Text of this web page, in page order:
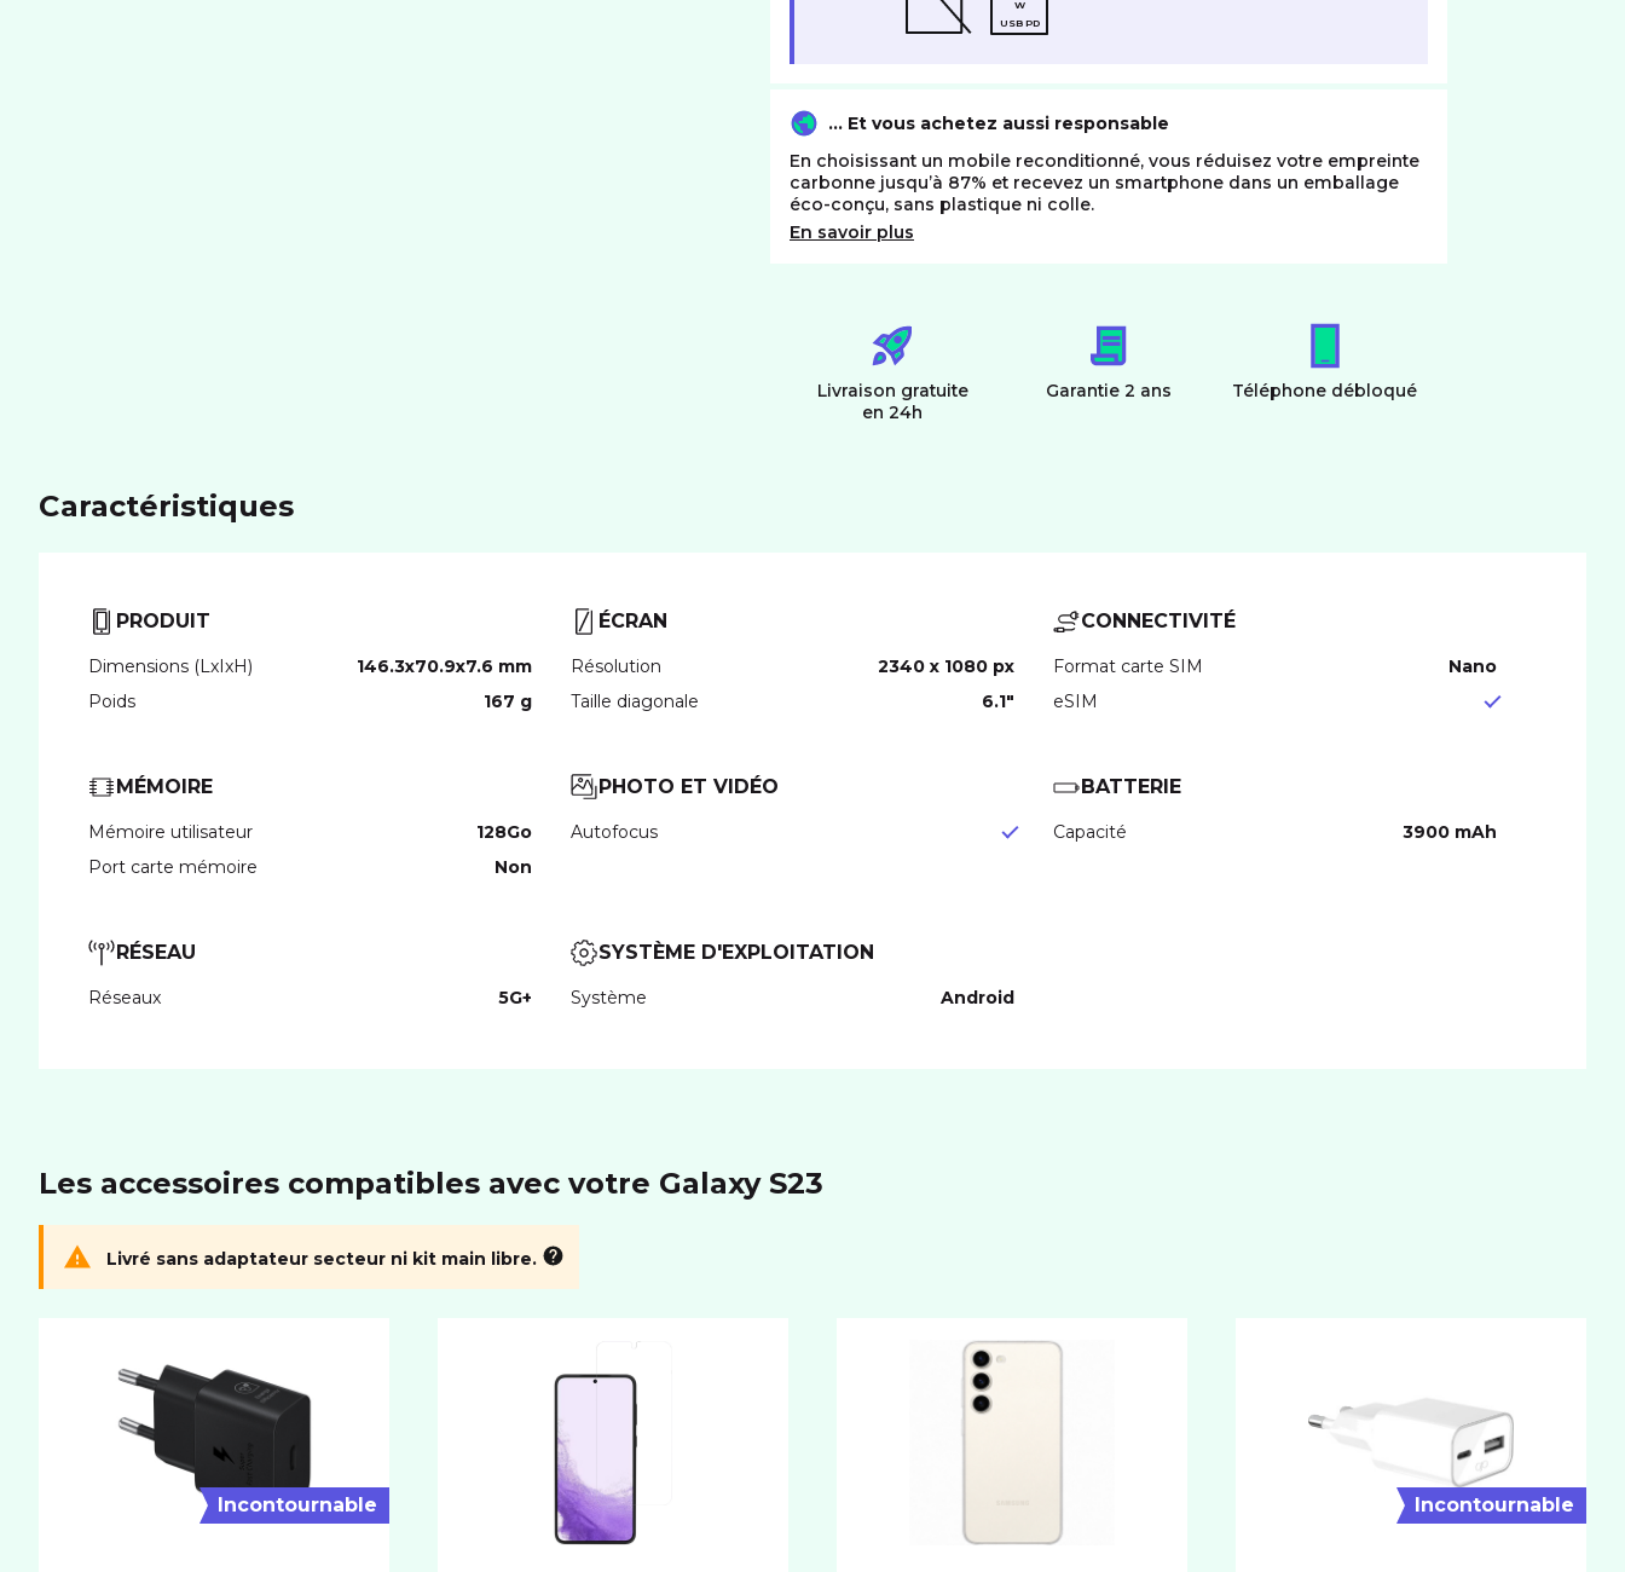
W
USB PD
… Et vous achetez aussi responsable
En choisissant un mobile reconditionné, vous réduisez votre empreinte
carbonne jusqu’à 87% et recevez un smartphone dans un emballage
éco-conçu, sans plastique ni colle.
En savoir plus
Livraison gratuite
en 24h
Garantie 2 ans Téléphone débloqué
Caractéristiques
PRODUIT
Dimensions (LxIxH)
146.3x70.9x7.6 mm
Poids
167 g
ÉCRAN
Résolution
2340 x 1080 px
Taille diagonale
6.1"
CONNECTIVITÉ
Format carte SIM
nano
eSIM
MÉMOIRE
Mémoire utilisateur
128Go
Port carte mémoire
Non
PHOTO ET VIDÉO
Autofocus
BATTERIE
Capacité 3900 mAh
RÉSEAU
Réseaux 5G+
SYSTÈME D'EXPLOITATION
Système Android
Les accessoires compatibles avec votre Galaxy S23
Livré sans adaptateur secteur ni kit main libre.
Incontournable Incontournable